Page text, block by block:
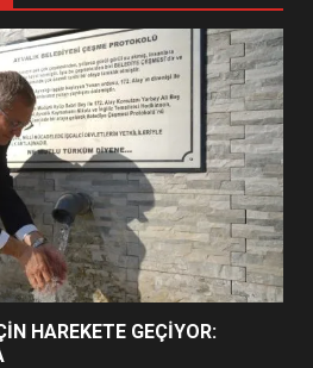
SU MİRASI İÇİN
GEÇİYOR: GÖZLER
TÜRK BAHARATI
TEMSİL ETTİ?
HAREKETE GEÇİYOR: